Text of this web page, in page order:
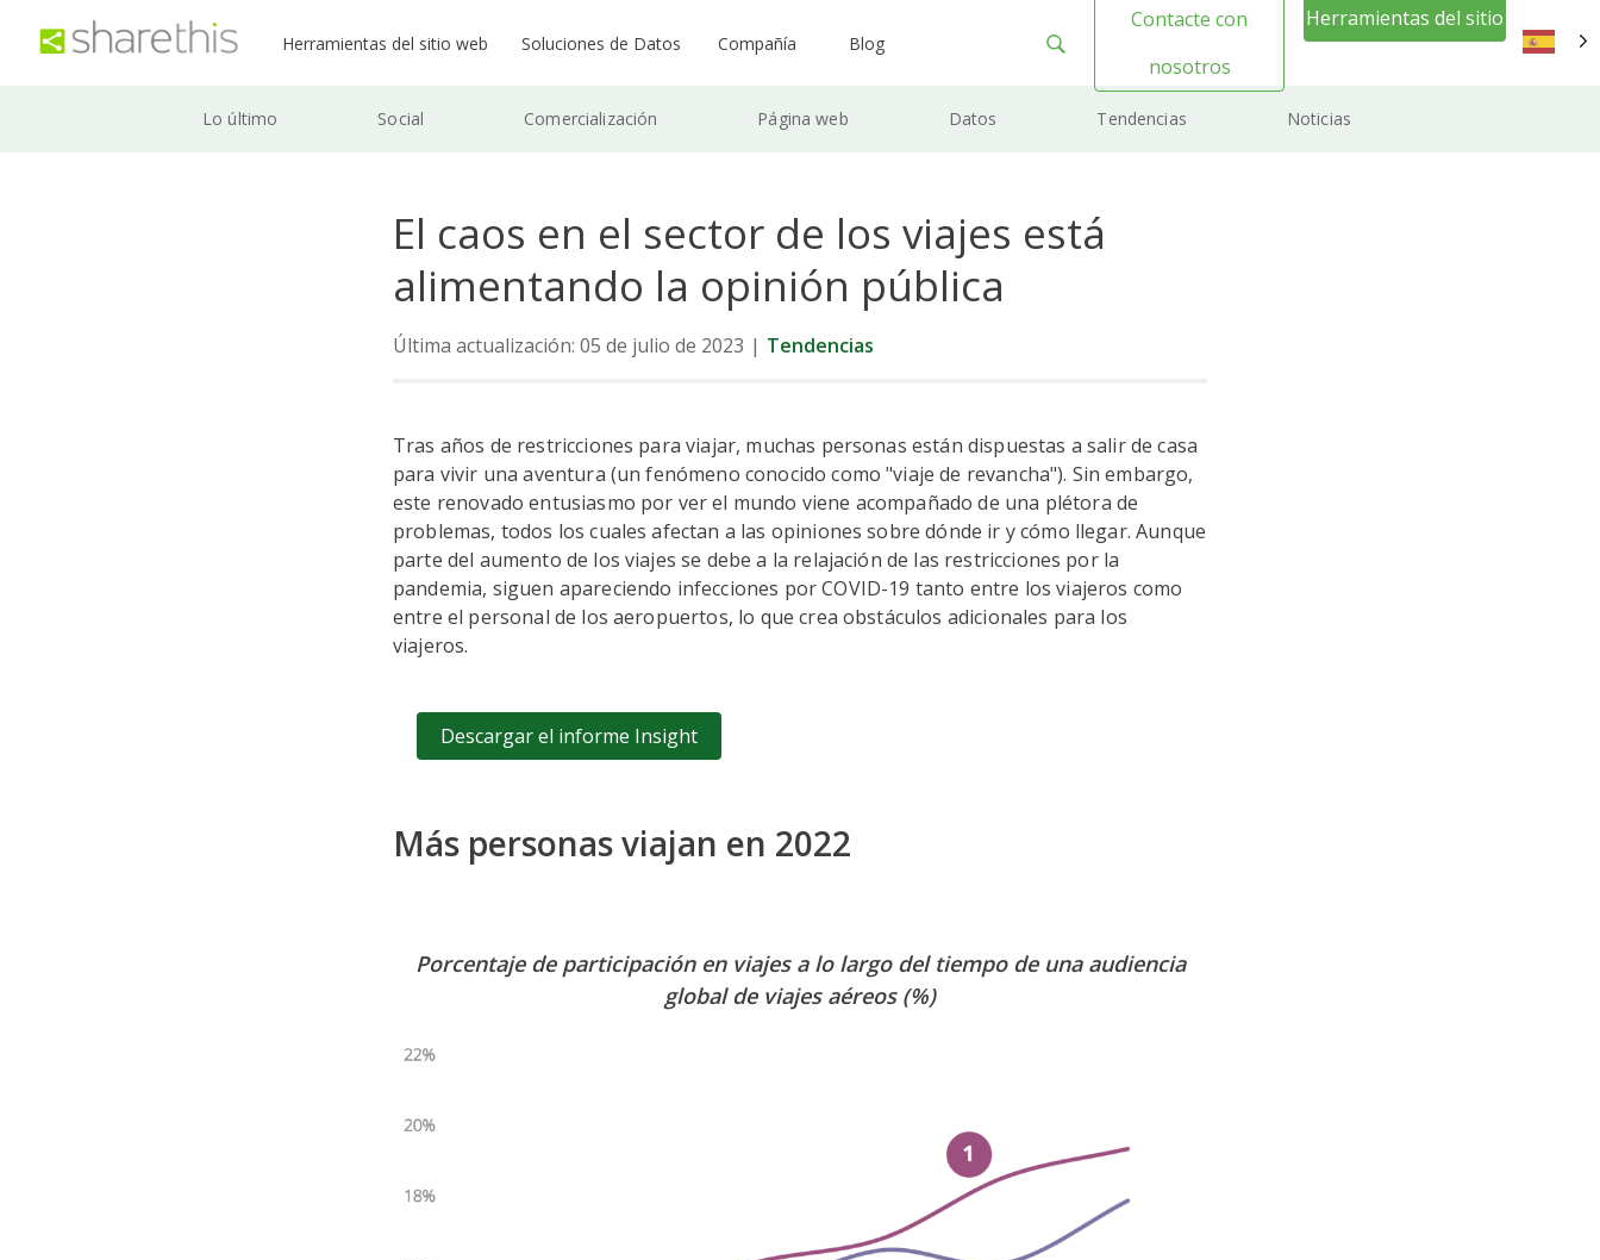
Herramientas del sitio web Soluciones de Datos Compañía Blog
Contacte con
nosotros
Herramientas del sitio
Lo último Social Comercialización Página web Datos Tendencias Noticias
El caos en el sector de los viajes está
alimentando la opinión pública
Última actualización: 05 de julio de 2023 | Tendencias
Tras años de restricciones para viajar, muchas personas están dispuestas a salir de casa
para vivir una aventura (un fenómeno conocido como "viaje de revancha"). Sin embargo,
este renovado entusiasmo por ver el mundo viene acompañado de una plétora de
problemas, todos los cuales afectan a las opiniones sobre dónde ir y cómo llegar. Aunque
parte del aumento de los viajes se debe a la relajación de las restricciones por la
pandemia, siguen apareciendo infecciones por COVID-19 tanto entre los viajeros como
entre el personal de los aeropuertos, lo que crea obstáculos adicionales para los
viajeros.
Descargar el informe Insight
Más personas viajan en 2022
Porcentaje de participación en viajes a lo largo del tiempo de una audiencia
global de viajes aéreos (%)